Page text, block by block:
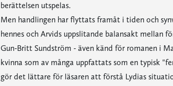
berättelsen utspelas.
Men handlingen har flyttats framåt i tiden och
hennes och Arvids uppslitande balansakt mellan
Gun-Britt Sundström - även känd för romanen i
kvinna som av många uppfattats som en typisk
gör det lättare för läsaren att förstå Lydias